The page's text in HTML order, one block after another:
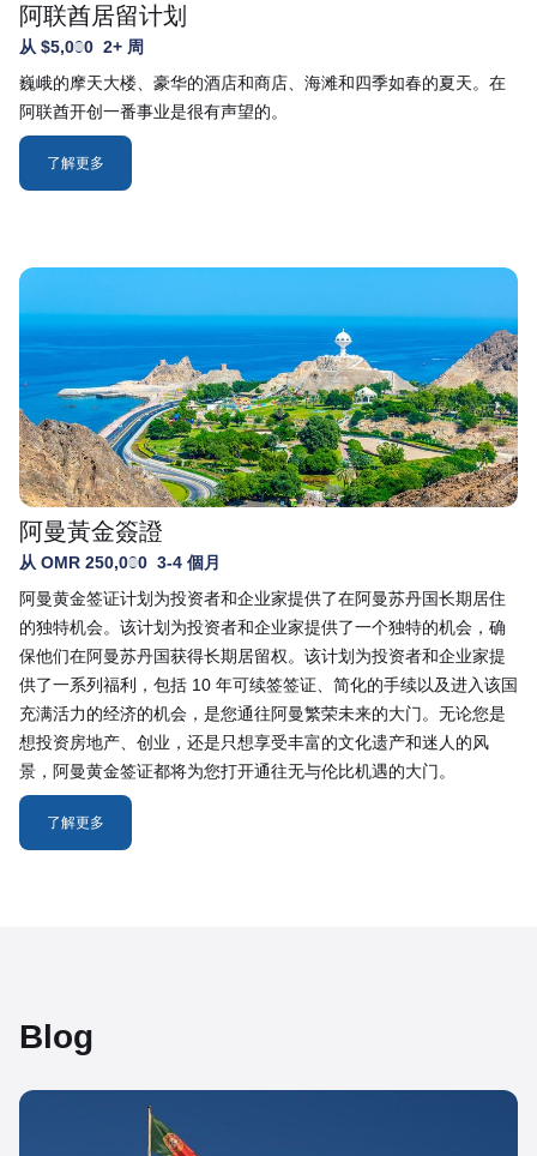
阿联酋居留计划
从 $5,000 2+ 周
巍峨的摩天大楼、豪华的酒店和商店、海滩和四季如春的夏天。在
阿联酋开创一番事业是很有声望的。
了解更多
阿曼黃金簽證
从 OMR 250,000 3-4 個月
阿曼黄金签证计划为投资者和企业家提供了在阿曼苏丹国长期居住
的独特机会。该计划为投资者和企业家提供了一个独特的机会，确
保他们在阿曼苏丹国获得长期居留权。该计划为投资者和企业家提
供了一系列福利，包括 10 年可续签签证、简化的手续以及进入该国
充满活力的经济的机会，是您通往阿曼繁荣未来的大门。无论您是
想投资房地产、创业，还是只想享受丰富的文化遗产和迷人的风
景，阿曼黄金签证都将为您打开通往无与伦比机遇的大门。
了解更多
Blog